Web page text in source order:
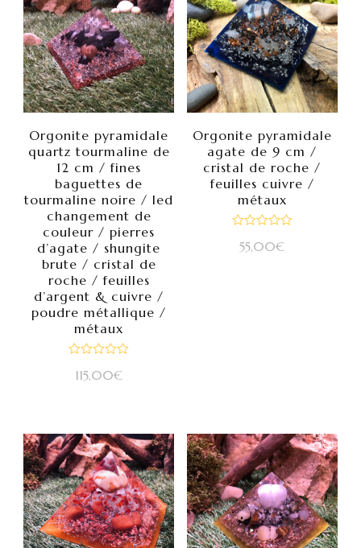
Orgonite pyramidale
quartz tourmaline de
12 cm / fines
baguettes de
tourmaline noire / led
changement de
couleur / pierres
d’agate / shungite
brute / cristal de
roche / feuilles
d’argent & cuivre /
poudre métallique /
métaux
115,00€
Orgonite pyramidale
agate de 9 cm /
cristal de roche /
feuilles cuivre /
métaux
55,00€